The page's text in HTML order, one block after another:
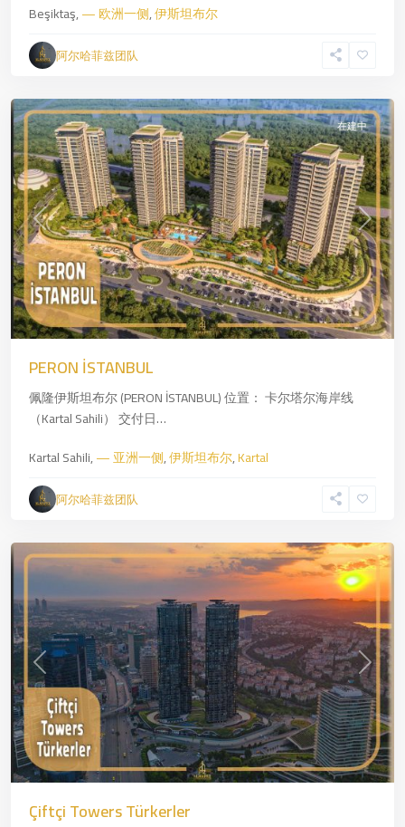
Beşiktaş,— 欧洲一侧,伊斯坦布尔
阿尔哈菲兹团队
斯
坦
布
Previous Next
在建中
PERON İSTANBUL
佩隆伊斯坦布尔 (PERON İSTANBUL) 位置： 卡尔塔尔海岸线
（Kartal Sahili） 交付日…
Kartal Sahili,— 亚洲一侧,伊斯坦布尔,Kartal
阿尔哈菲兹团队
Zincirlikuyu,
—
欧
洲
一
侧,
斯
坦
布
Previous Next
Çiftçi Towers Türkerler